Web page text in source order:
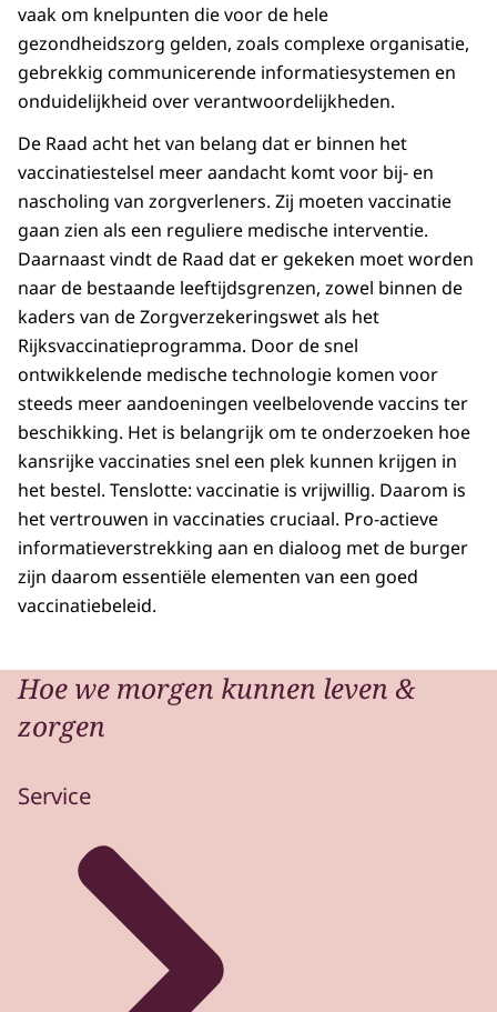
vaak om knelpunten die voor de hele
gezondheidszorg gelden, zoals complexe organisatie,
gebrekkig communicerende informatiesystemen en
onduidelijkheid over verantwoordelijkheden.
De Raad acht het van belang dat er binnen het
vaccinatiestelsel meer aandacht komt voor bij- en
nascholing van zorgverleners. Zij moeten vaccinatie
gaan zien als een reguliere medische interventie.
Daarnaast vindt de Raad dat er gekeken moet worden
naar de bestaande leeftijdsgrenzen, zowel binnen de
kaders van de Zorgverzekeringswet als het
Rijksvaccinatieprogramma. Door de snel
ontwikkelende medische technologie komen voor
steeds meer aandoeningen veelbelovende vaccins ter
beschikking. Het is belangrijk om te onderzoeken hoe
kansrijke vaccinaties snel een plek kunnen krijgen in
het bestel. Tenslotte: vaccinatie is vrijwillig. Daarom is
het vertrouwen in vaccinaties cruciaal. Pro-actieve
informatieverstrekking aan en dialoog met de burger
zijn daarom essentiële elementen van een goed
vaccinatiebeleid.
Hoe we morgen kunnen leven &
zorgen
Service